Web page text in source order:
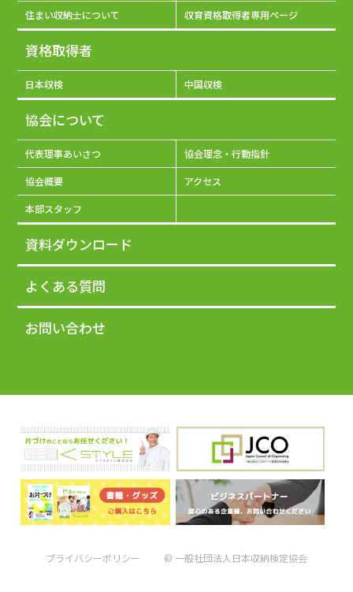
住まい収納士について 収育資格取得者専用ページ
資格取得者
日本収検 中国収検
協会について
代表理事あいさつ 協会理念・行動指針
協会概要 アクセス
本部スタッフ
資料ダウンロード
よくある質問
お問い合わせ
プライバシーポリシー © 一般社団法人日本収納検定協会